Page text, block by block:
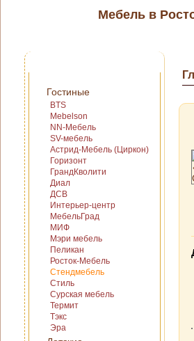
Мебель в
Гостиные
BTS
Mebelson
NN-Мебель
SV-мебель
Астрид-Мебель (Циркон)
Горизонт
ГрандКволити
Диал
ДСВ
Интерьер-центр
МебельГрад
МИФ
Мэри мебель
Пеликан
Росток-Мебель
Стендмебель
Стиль
Сурская мебель
Термит
Тэкс
Эра